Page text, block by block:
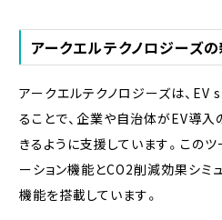
アークエルテクノロジーズ
アークエルテクノロジーズは、
ることで、企業や自治体がEV導入
きるように支援しています。この
ーション機能とCO2削減効果シミ
機能を搭載しています。